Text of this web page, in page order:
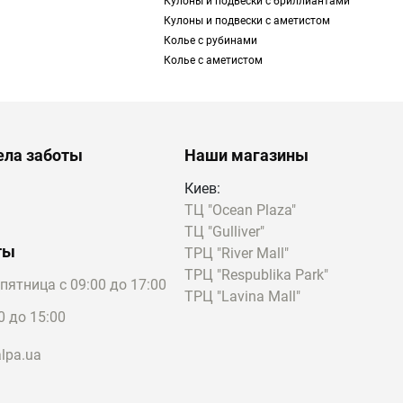
стали
сочетаются с
декорируют
Кулоны и подвески с аметистом
Колье с рубинами
Колье с аметистом
заботы
с 09:00 до 17:00
до 15:00
Наши магазины
Киев:
ТЦ "Ocean Plaza"
ТЦ "Gulliver"
ТРЦ "River Mall"
ТРЦ "Respublika Park"
ТРЦ "Lavina Mall"